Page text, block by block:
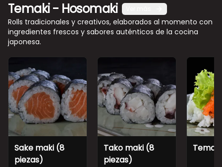
Temaki - Hosomaki
Rolls tradicionales y creativos, elaborados al momento con
ingredientes frescos y sabores auténticos de la cocina
japonesa.
Sake maki (8
piezas)
Tako maki (8
piezas)